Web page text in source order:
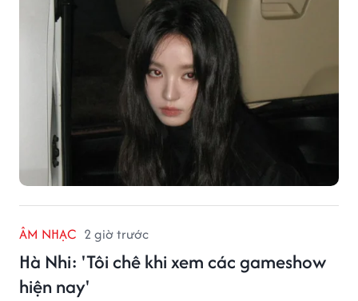
ÂM NHẠC 2 giờ trước
Hà Nhi: 'Tôi chê khi xem các gameshow
hiện nay'